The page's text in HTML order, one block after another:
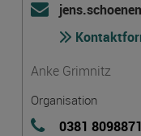
Anke Grimnitz
Organisation
0381 8098871